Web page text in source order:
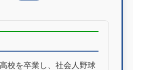
校を卒業し、社会人野球